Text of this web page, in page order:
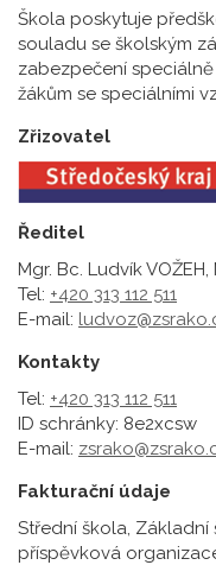
Škola poskytuje
souladu se školským
zabezpečení
žákům se speciálními
Zřizovatel
Ředitel
Mgr. Bc. Ludvík VOŽEH,
Tel: +420 313 112 511
E-mail:
Kontakty
Tel: +420 313 112 511
ID schránky: 8e2xcsw
E-mail:
Fakturační údaje
Střední škola, Základní
příspěvková